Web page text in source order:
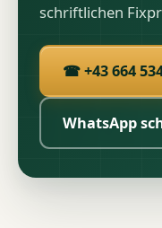
schriftlichen
☎ +43 664
WhatsApp